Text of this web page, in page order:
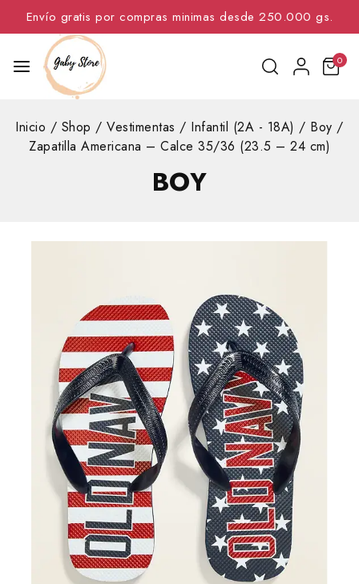
Envío gratis por compras minimas desde 250.000 gs.
0
Inicio / Shop / Vestimentas / Infantil (2A - 18A) / Boy /
Zapatilla Americana – Calce 35/36 (23.5 – 24 cm)
BOY